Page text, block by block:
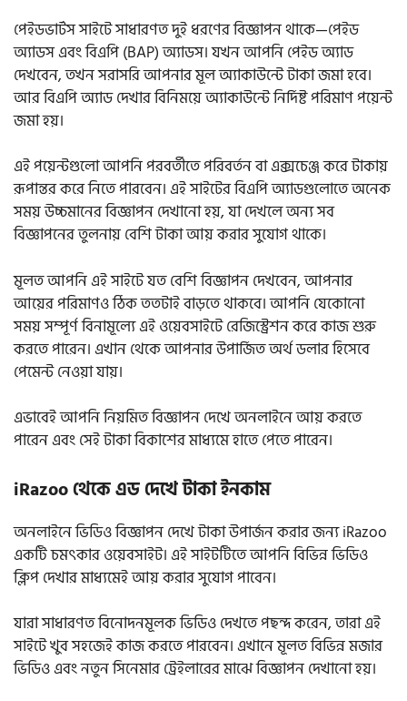
পেইডভার্টস সাইটে সাধারণত দুই ধরণের বিজ্ঞাপন থাকে—পেইড
অ্যাডস এবং বিএপি (BAP) অ্যাডস। যখন আপনি পেইড অ্যাড
দেখবেন, তখন সরাসরি আপনার মূল অ্যাকাউন্টে টাকা জমা হবে।
আর বিএপি অ্যাড দেখার বিনিময়ে অ্যাকাউন্টে নির্দিষ্ট পরিমাণ পয়েন্ট
জমা হয়।
এই পয়েন্টগুলো আপনি পরবর্তীতে পরিবর্তন বা এক্সচেঞ্জ করে টাকায়
রূপান্তর করে নিতে পারবেন। এই সাইটের বিএপি অ্যাডগুলোতে অনেক
সময় উচ্চমানের বিজ্ঞাপন দেখানো হয়, যা দেখলে অন্য সব
বিজ্ঞাপনের তুলনায় বেশি টাকা আয় করার সুযোগ থাকে।
মূলত আপনি এই সাইটে যত বেশি বিজ্ঞাপন দেখবেন, আপনার
আয়ের পরিমাণও ঠিক ততটাই বাড়তে থাকবে। আপনি যেকোনো
সময় সম্পূর্ণ বিনামূল্যে এই ওয়েবসাইটে রেজিস্ট্রেশন করে কাজ শুরু
করতে পারেন। এখান থেকে আপনার উপার্জিত অর্থ ডলার হিসেবে
পেমেন্ট নেওয়া যায়।
এভাবেই আপনি নিয়মিত বিজ্ঞাপন দেখে অনলাইনে আয় করতে
পারেন এবং সেই টাকা বিকাশের মাধ্যমে হাতে পেতে পারেন।
iRazoo থেকে এড দেখে টাকা ইনকাম
অনলাইনে ভিডিও বিজ্ঞাপন দেখে টাকা উপার্জন করার জন্য iRazoo
একটি চমৎকার ওয়েবসাইট। এই সাইটটিতে আপনি বিভিন্ন ভিডিও
ক্লিপ দেখার মাধ্যমেই আয় করার সুযোগ পাবেন।
যারা সাধারণত বিনোদনমূলক ভিডিও দেখতে পছন্দ করেন, তারা এই
সাইটে খুব সহজেই কাজ করতে পারবেন। এখানে মূলত বিভিন্ন মজার
ভিডিও এবং নতুন সিনেমার ট্রেইলারের মাঝে বিজ্ঞাপন দেখানো হয়।